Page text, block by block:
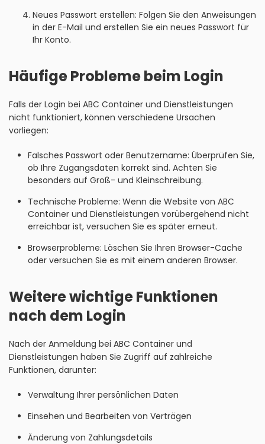
Neues Passwort erstellen: Folgen Sie den Anweisungen
in der E-Mail und erstellen Sie ein neues Passwort für
Ihr Konto.
Häufige Probleme beim Login
Falls der Login bei ABC Container und Dienstleistungen
nicht funktioniert, können verschiedene Ursachen
vorliegen:
Falsches Passwort oder Benutzername: Überprüfen Sie,
ob Ihre Zugangsdaten korrekt sind. Achten Sie
besonders auf Groß- und Kleinschreibung.
Technische Probleme: Wenn die Website von ABC
Container und Dienstleistungen vorübergehend nicht
erreichbar ist, versuchen Sie es später erneut.
Browserprobleme: Löschen Sie Ihren Browser-Cache
oder versuchen Sie es mit einem anderen Browser.
Weitere wichtige Funktionen
nach dem Login
Nach der Anmeldung bei ABC Container und
Dienstleistungen haben Sie Zugriff auf zahlreiche
Funktionen, darunter:
Verwaltung Ihrer persönlichen Daten
Einsehen und Bearbeiten von Verträgen
Änderung von Zahlungsdetails